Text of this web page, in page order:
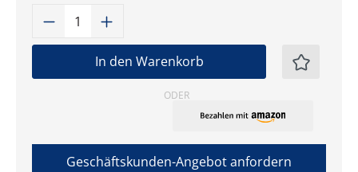
Produkt Anzahl: Gib den
In den Warenkorb
ODER
Geschäftskunden-Angebot anfordern